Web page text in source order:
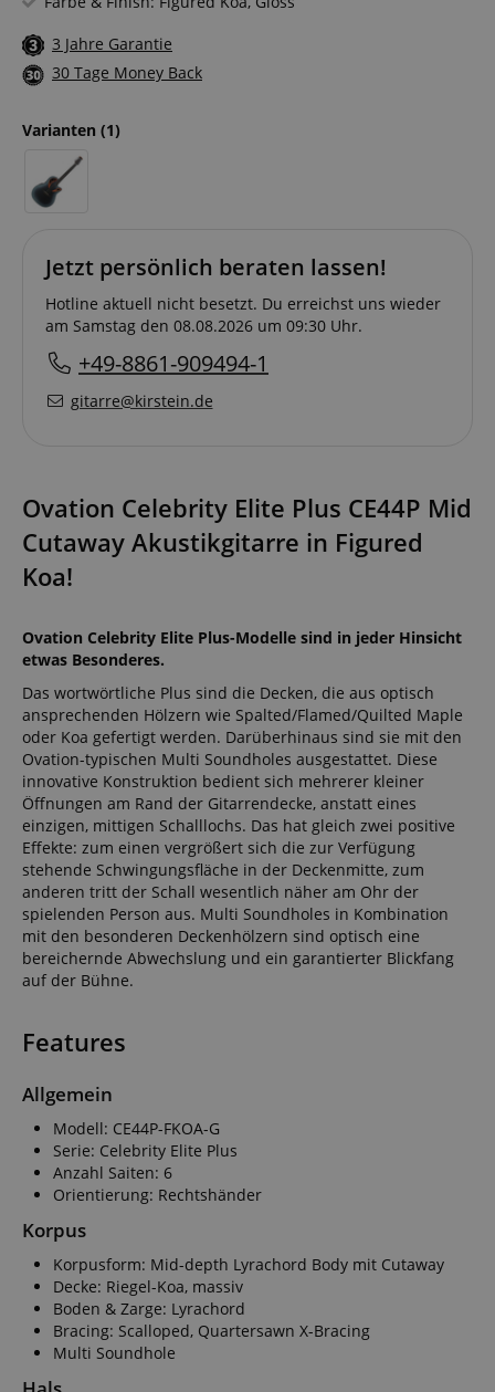
3 Jahre Garantie
30 Tage Money Back
Varianten (1)
Jetzt persönlich beraten lassen!
Hotline aktuell nicht besetzt. Du erreichst uns wieder
am Samstag den 08.08.2026 um 09:30 Uhr.
+49-8861-909494-1
gitarre@kirstein.de
Ovation Celebrity Elite Plus CE44P Mid
Cutaway Akustikgitarre in Figured
Koa!
Ovation Celebrity Elite Plus-Modelle sind in jeder Hinsicht
etwas Besonderes.
Das wortwörtliche Plus sind die Decken, die aus optisch
ansprechenden Hölzern wie Spalted/Flamed/Quilted Maple
oder Koa gefertigt werden. Darüberhinaus sind sie mit den
Ovation-typischen Multi Soundholes ausgestattet. Diese
innovative Konstruktion bedient sich mehrerer kleiner
Öffnungen am Rand der Gitarrendecke, anstatt eines
einzigen, mittigen Schalllochs. Das hat gleich zwei positive
Effekte: zum einen vergrößert sich die zur Verfügung
stehende Schwingungsfläche in der Deckenmitte, zum
anderen tritt der Schall wesentlich näher am Ohr der
spielenden Person aus. Multi Soundholes in Kombination
mit den besonderen Deckenhölzern sind optisch eine
bereichernde Abwechslung und ein garantierter Blickfang
auf der Bühne.
Features
Allgemein
Modell: CE44P-FKOA-G
Serie: Celebrity Elite Plus
Anzahl Saiten: 6
Orientierung: Rechtshänder
Korpus
Korpusform: Mid-depth Lyrachord Body mit Cutaway
Decke: Riegel-Koa, massiv
Boden & Zarge: Lyrachord
Bracing: Scalloped, Quartersawn X-Bracing
Multi Soundhole